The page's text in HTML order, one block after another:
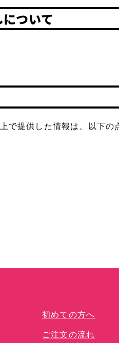
ついて
で提供した情報は、以下の
初めての方へ
ご注文の流れ